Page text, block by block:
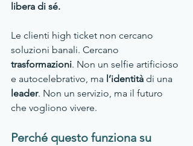
libera di sé.
Le clienti high ticket non cercano
soluzioni banali. Cercano
trasformazioni. Non un selfie artificioso
e autocelebrativo, ma l’identità di una
leader. Non un servizio, ma il futuro
che vogliono vivere.
Perché questo funziona su